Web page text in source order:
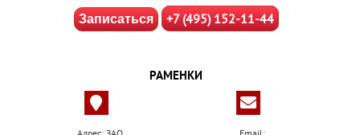
Записаться +7 (495) 152-11-44
РАМЕНКИ